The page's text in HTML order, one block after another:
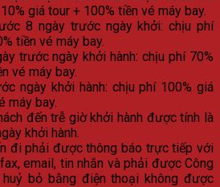
giá tour + 100% tiền vé máy bay.
8 ngày trước ngày khởi: chịu phí
tiền vé máy bay.
trước ngày khởi hành: chịu phí 70%
vé máy bay.
ngày khởi hành: chịu phí 100% giá
máy bay.
đến trễ giờ khởi hành được tính là
khởi hành.
đi phải được thông báo trực tiếp với
email, tin nhắn và phải được Công
bỏ bằng điện thoại không được